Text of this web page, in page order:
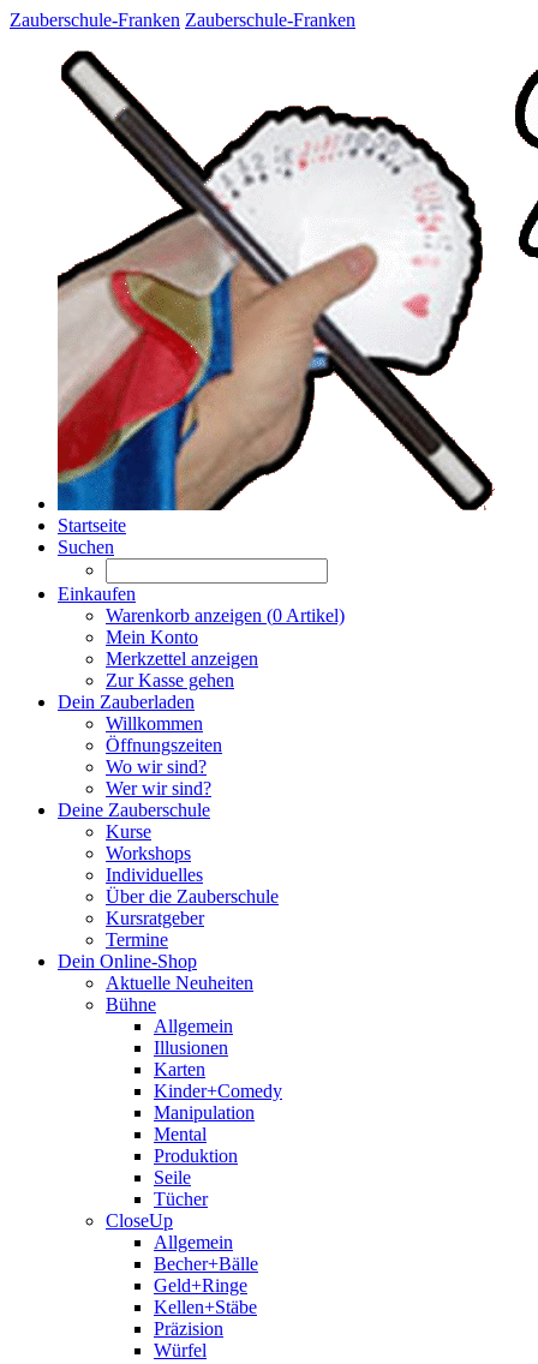
Zauberschule-Franken Zauberschule-Franken
Startseite
Suchen
Einkaufen
Warenkorb anzeigen (0 Artikel)
Mein Konto
Merkzettel anzeigen
Zur Kasse gehen
Dein Zauberladen
Willkommen
Öffnungszeiten
Wo wir sind?
Wer wir sind?
Deine Zauberschule
Kurse
Workshops
Individuelles
Über die Zauberschule
Kursratgeber
Termine
Dein Online-Shop
Aktuelle Neuheiten
Bühne
Allgemein
Illusionen
Karten
Kinder+Comedy
Manipulation
Mental
Produktion
Seile
Tücher
CloseUp
Allgemein
Becher+Bälle
Geld+Ringe
Kellen+Stäbe
Präzision
Würfel